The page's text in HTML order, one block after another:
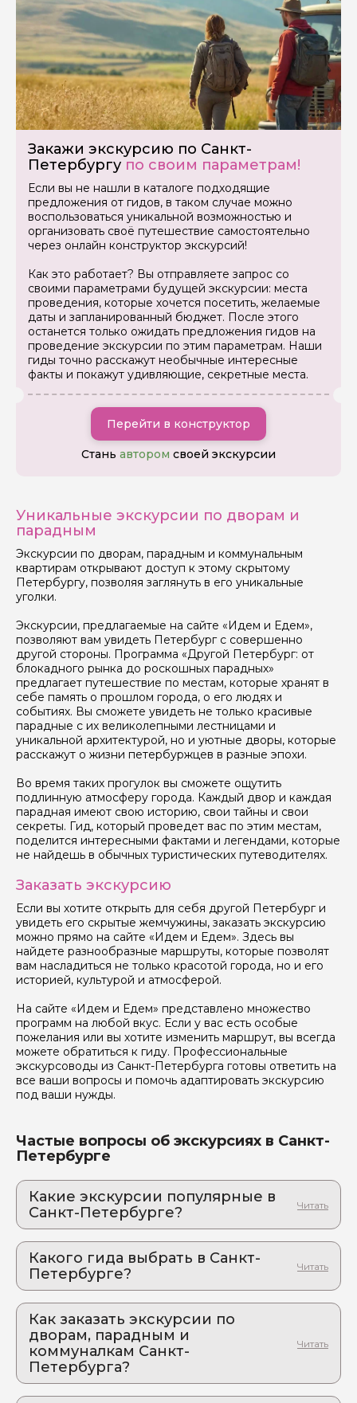
Закажи экскурсию по Санкт-
Петербургу по своим параметрам!
Если вы не нашли в каталоге подходящие
предложения от гидов, в таком случае можно
воспользоваться уникальной возможностью и
организовать своё путешествие самостоятельно
через онлайн конструктор экскурсий!
Как это работает? Вы отправляете запрос со
своими параметрами будущей экскурсии: места
проведения, которые хочется посетить, желаемые
даты и запланированный бюджет. После этого
останется только ожидать предложения гидов на
проведение экскурсии по этим параметрам. Наши
гиды точно расскажут необычные интересные
факты и покажут удивляющие, секретные места.
Перейти в конструктор
Стань автором своей экскурсии
Уникальные экскурсии по дворам и
парадным
Экскурсии по дворам, парадным и коммунальным
квартирам открывают доступ к этому скрытому
Петербургу, позволяя заглянуть в его уникальные
уголки.
Экскурсии, предлагаемые на сайте «Идем и Едем»,
позволяют вам увидеть Петербург с совершенно
другой стороны. Программа «Другой Петербург: от
блокадного рынка до роскошных парадных»
предлагает путешествие по местам, которые хранят в
себе память о прошлом города, о его людях и
событиях. Вы сможете увидеть не только красивые
парадные с их великолепными лестницами и
уникальной архитектурой, но и уютные дворы, которые
расскажут о жизни петербуржцев в разные эпохи.
Во время таких прогулок вы сможете ощутить
подлинную атмосферу города. Каждый двор и каждая
парадная имеют свою историю, свои тайны и свои
секреты. Гид, который проведет вас по этим местам,
поделится интересными фактами и легендами, которые
не найдешь в обычных туристических путеводителях.
Заказать экскурсию
Если вы хотите открыть для себя другой Петербург и
увидеть его скрытые жемчужины, заказать экскурсию
можно прямо на сайте «Идем и Едем». Здесь вы
найдете разнообразные маршруты, которые позволят
вам насладиться не только красотой города, но и его
историей, культурой и атмосферой.
На сайте «Идем и Едем» представлено множество
программ на любой вкус. Если у вас есть особые
пожелания или вы хотите изменить маршрут, вы всегда
можете обратиться к гиду. Профессиональные
экскурсоводы из Санкт-Петербурга готовы ответить на
все ваши вопросы и помочь адаптировать экскурсию
под ваши нужды.
Частые вопросы об экскурсиях в Санкт-
Петербурге
Какие экскурсии популярные в
Санкт-Петербурге?
на автомобиле
Путешествие в историю. Город-жемчужина
Финского залива
2. Секреты средневекового Выборга:
авторская экскурсия из Петербурга в
Выборг.
Неповторимый Выборг: замок, глёг и легенды.
Погружение в эпоху рыцарей и крестоносцев.
3. "Чёрные" дни лучше пережить там, где
есть БЕЛЫЕ ночи...
Какого гида выбрать в Санкт-
Петербурге?
2. Анна.С 996
3. Артём.А 455
4. Анастасия.В 964
5. Анна.К 164
Как заказать экскурсии по
дворам, парадным и
коммуналкам Санкт-
Петербурга?
Задайте свой вопрос гиду
Как вас зовут
Ваш номер телефона
Вопросы и комментарии
задать
данных